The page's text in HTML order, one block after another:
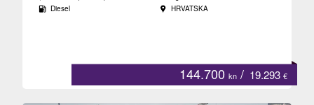
Diesel
HRVATSKA
144.700 kn / 19.293 €